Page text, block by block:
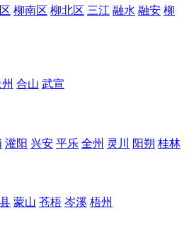
柳南区 柳北区 三江 融水 融安 柳
合山 武宣
灌阳 兴安 平乐 全州 灵川 阳朔 桂林
蒙山 苍梧 岑溪 梧州